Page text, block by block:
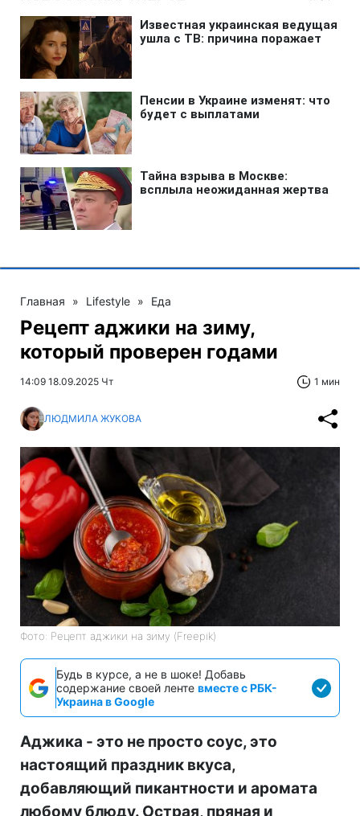
Главная » Lifestyle » Еда
Рецепт аджики на зиму,
который проверен годами
14:09 18.09.2025 Чт 1 мин
ЛЮДМИЛА ЖУКОВА
Фото: Рецепт аджики на зиму (Freepik)
Будь в курсе, а не в шоке! Добавь
содержание своей ленте вместе с РБК-
Украина в Google
Аджика - это не просто соус, это
настоящий праздник вкуса,
добавляющий пикантности и аромата
любому блюду. Острая, пряная и